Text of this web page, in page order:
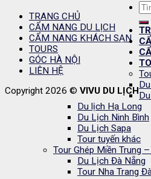
TRANG CHỦ
CẨM NANG DU LỊCH
CẨM NANG KHÁCH SẠN
TOURS
GÓC HÀ NỘI
LIÊN HỆ
Copyright 2026 © VIVU DU LỊCH
Du lịch Hạ Long
Du Lịch Ninh Bình
Du Lịch Sapa
Tour tuyến khác
Tour Ghép Miền Trung
Du Lịch Đà Nẵng
Tour Nha Trang